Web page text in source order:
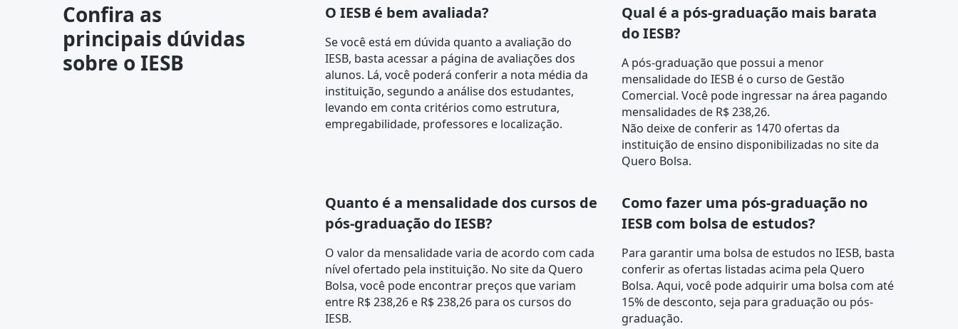
Confira as
principais dúvidas
sobre o IESB
O IESB é bem avaliada?
Se você está em dúvida quanto a avaliação do
IESB, basta acessar a página deavaliações dos
alunos. Lá, você poderá conferir a nota média da
instituição, segundo a análise dos estudantes,
levando em conta critérios como estrutura,
empregabilidade, professores e localização.
Qual é a pós-graduação mais barata
do IESB?
A pós-graduação que possui a menor
mensalidade do IESB é o curso de Gestão
Comercial. Você pode ingressar na área pagando
mensalidades de R$ 238,26.
Não deixe de conferir as 1470 ofertas da
instituição de ensino disponibilizadas no site da
Quero Bolsa.
Quanto é a mensalidade dos cursos de
pós-graduação do IESB?
O valor da mensalidade varia de acordo com cada
nível ofertado pela instituição. No site da Quero
Bolsa, você pode encontrar preços que variam
entre R$ 238,26 e R$ 238,26 para os cursos do
IESB.
Como fazer uma pós-graduação no
IESB com bolsa de estudos?
Para garantir uma bolsa de estudos no IESB, basta
conferir as ofertas listadas acima pela Quero
Bolsa. Aqui, você pode adquirir uma bolsa com até
15% de desconto, seja para graduação ou pós-
graduação.